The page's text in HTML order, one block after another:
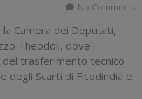
No Comments
Camera dei Deputati,
Theodoli, dove
trasferimento tecnico
degli Scarti di Ficodindia e